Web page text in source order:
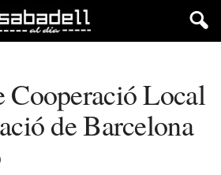
Cooperació Local
de Barcelona